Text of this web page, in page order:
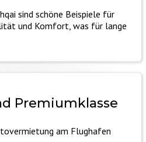
sind schöne Beispiele für
und Komfort, was für lange
Premiumklasse